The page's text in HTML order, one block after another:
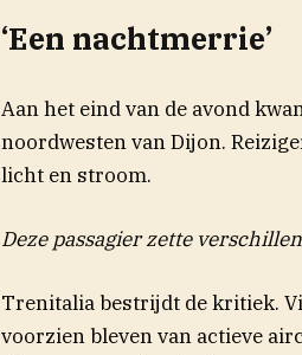
‘Een nachtmerrie’
Aan het eind van de avond
noordwesten van Dijon.
licht en stroom.
Deze passagier zette
Trenitalia bestrijdt de kritiek.
voorzien bleven van actieve